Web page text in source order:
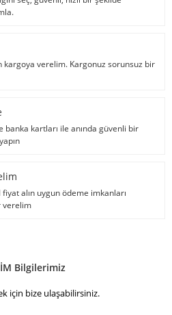
kargoya verelim. Kargonuz sorunsuz bir
banka kartları ile anında güvenli bir
alın uygun ödeme imkanları
verelim
Bilgilerimiz
için bize ulaşabilirsiniz.